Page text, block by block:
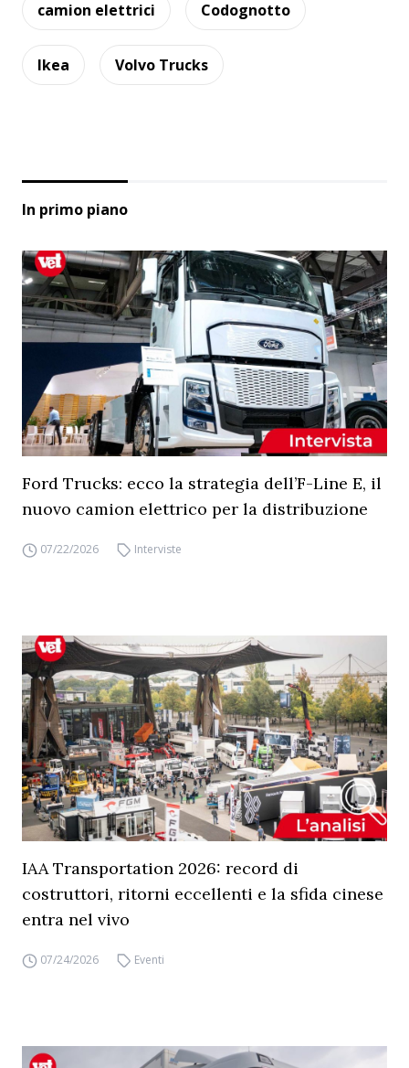
camion elettrici Codognotto
Ikea Volvo Trucks
In primo piano
Ford Trucks: ecco la strategia dell’F-Line E, il
nuovo camion elettrico per la distribuzione
07/22/2026 Interviste
IAA Transportation 2026: record di
costruttori, ritorni eccellenti e la sfida cinese
entra nel vivo
07/24/2026 Eventi